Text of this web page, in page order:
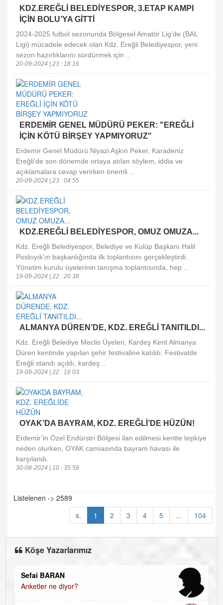
KDZ.EREĞLİ BELEDİYESPOR, 3.ETAP KAMPI
İÇİN BOLU’YA GİTTİ
2024-2025 futbol sezonunda Bölgesel Amatör Lig’de (BAL
Ligi) mücadele edecek olan Kdz. Ereğli Belediyespor, yeni
sezon hazırlıklarını sürdürmek için ..
20-09-2024 | 23 : 18 16
ERDEMİR GENEL MÜDÜRÜ PEKER: "EREĞLİ
İÇİN KÖTÜ BİRŞEY YAPMIYORUZ"
Erdemir Genel Müdürü Niyazi Aşkın Peker, Karadeniz
Ereğli'de son dönemde ortaya atılan söylem, iddia ve
açıklamalara cevap verirken önemli ..
20-09-2024 | 23 : 04 55
KDZ.EREĞLİ BELEDİYESPOR, OMUZ OMUZA...
Kdz. Ereğli Belediyespor, Belediye ve Kulüp Başkanı Halil
Posbıyık’ın başkanlığında ilk toplantısını gerçekleştirdi.
Yönetim kurulu üyelerinin tanışma toplantısında, hep ..
19-09-2024 | 22 : 20 38
ALMANYA DÜREN’DE, KDZ. EREĞLİ TANITILDI...
Kdz. Ereğli Belediye Meclis Üyeleri, Kardeş Kent Almanya
Düren kentinde yapılan şehir festivaline katıldı. Festivalde
Ereğli standı açıldı, kardeş ..
19-09-2024 | 22 : 16 03
OYAK’DA BAYRAM, KDZ. EREĞLİ’DE HÜZÜN!
Erdemir’in Özel Endürstri Bölgesi ilan edilmesi kentte tepkiye
neden olurken, OYAK camiasında bayram havası ile
karşılandı.
30-08-2024 | 10 : 35 58
Listelenen -> 2589
s.
1 2 3 4 5 ... 104
Köşe Yazarlarımız
Sefai BARAN
Anketler ne diyor?